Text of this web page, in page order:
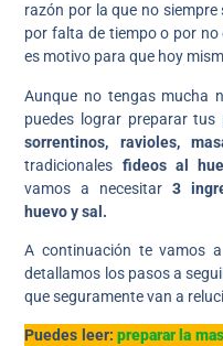
razón por la que no
por falta de tiempo o por no
es motivo para que hoy
Aunque no tengas mucha
puedes lograr preparar
sorrentinos, ravioles,
tradicionales fideos al
vamos a necesitar3
huevo y sal.
A continuación te vamos
detallamos los pasos a
que seguramente van a
Puedes leer:preparar la